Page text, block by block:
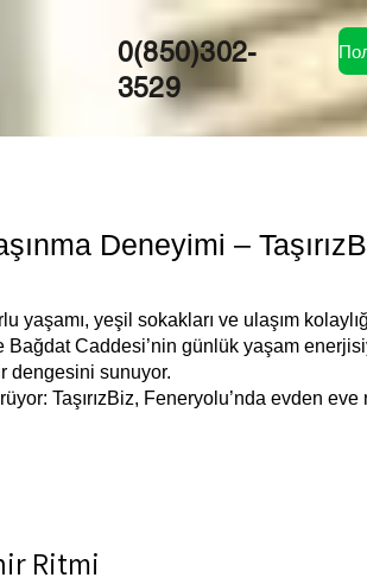
0(850)302-
3529
Deneyimi –
yeşil sokakları ve ulaşım
Bağdat Caddesi’nin günlük yaşam
dengesini sunuyor.
TaşırızBiz, Feneryolu’nda evden eve
Ritmi